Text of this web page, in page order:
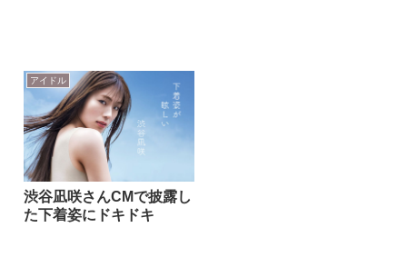
アイドル
渋谷凪咲さんCMで披露し
た下着姿にドキドキ